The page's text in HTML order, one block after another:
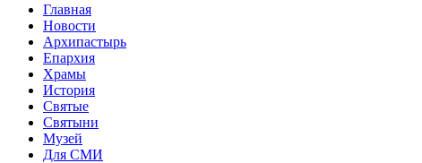
Главная
Новости
Архипастырь
Епархия
Храмы
История
Святые
Святыни
Музей
Для СМИ